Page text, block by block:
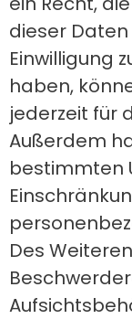
dieser Daten
Einwilligung
haben,
jederzeit für
Außerdem
bestimmten
Des